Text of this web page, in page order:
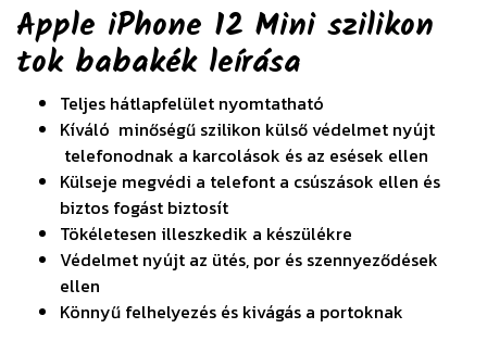
Apple iPhone 12 Mini szilikon
tok babakék leírása
Teljes hátlapfelület nyomtatható
Kíváló minőségű szilikon külső védelmet nyújt
telefonodnak a karcolások és az esések ellen
Külseje megvédi a telefont a csúszások ellen és
biztos fogást biztosít
Tökéletesen illeszkedik a készülékre
Védelmet nyújt az ütés, por és szennyeződések
ellen
Könnyű felhelyezés és kivágás a portoknak